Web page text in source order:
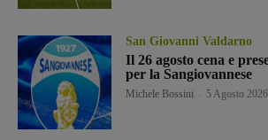
San Giovanni Valdarno
Il 26 agosto cena e
per la Sangiovannese
Michele Bossini 5 Agosto 2026